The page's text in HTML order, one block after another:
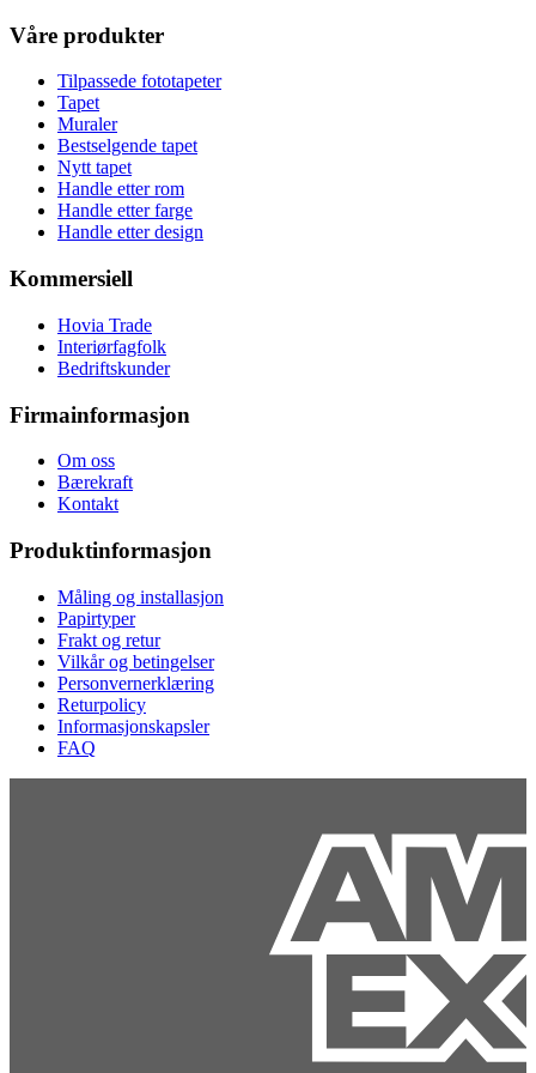
Våre produkter
Tilpassede fototapeter
Tapet
Muraler
Bestselgende tapet
Nytt tapet
Handle etter rom
Handle etter farge
Handle etter design
Kommersiell
Hovia Trade
Interiørfagfolk
Bedriftskunder
Firmainformasjon
Om oss
Bærekraft
Kontakt
Produktinformasjon
Måling og installasjon
Papirtyper
Frakt og retur
Vilkår og betingelser
Personvernerklæring
Returpolicy
Informasjonskapsler
FAQ